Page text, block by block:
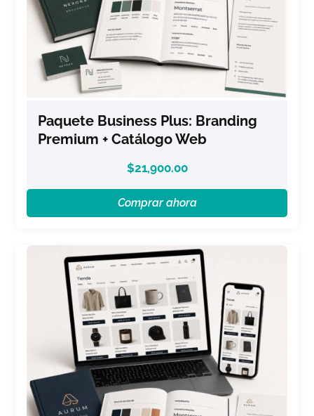
Paquete Business Plus: Branding
Premium + Catálogo Web
$21,900.00
Comprar ahora